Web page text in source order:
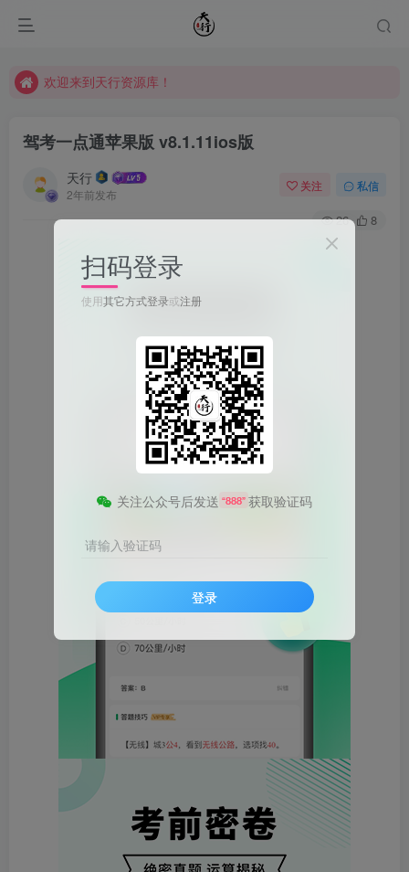
欢迎来到天行资源库！
驾考一点通苹果版 v8.1.11ios版
天行
2年前发布
关注 私信
26 8
扫码登录
使用其它方式登录或注册
关注公众号后发送 “888” 获取验证码
请输入验证码
登录